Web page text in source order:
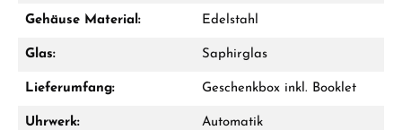
WhatsApp Chat
Geschenk im Warenkorb.
Gehäuse Material: Edelstahl
Glas: Saphirglas
Lieferumfang: Geschenkbox inkl. Booklet
Uhrwerk: Automatik